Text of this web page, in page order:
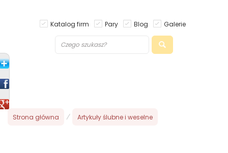
Katalog firm Pary Blog Galerie
Strona główna / Artykuły ślubne i weselne